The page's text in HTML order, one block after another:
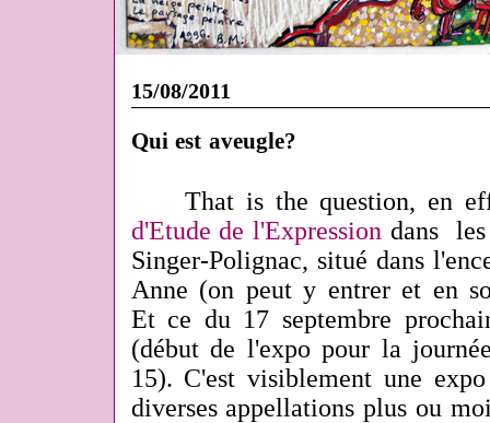
15/08/2011
Qui est aveugle?
That is the question, en
d'Etude de l'Expression dans les
Singer-Polignac, situé dans
Anne (on peut y entrer et en
Et ce du 17 septembre
(début de l'expo pour la
15). C'est visiblement une
diverses appellations plus ou